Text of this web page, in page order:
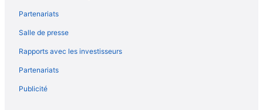
Partenariats
Salle de presse
Rapports avec les investisseurs
Partenariats
Publicité